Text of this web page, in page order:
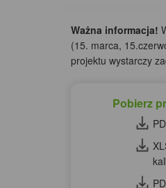
Ważna informacja!
(15. marca,
projektu wystarczy
Pobierz